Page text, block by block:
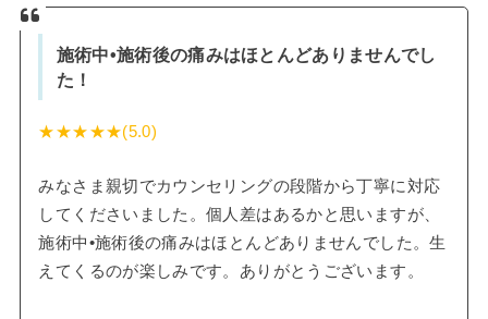
施術中•施術後の痛みはほとんどありませんでし
た！
★★★★★(5.0)
みなさま親切でカウンセリングの段階から丁寧に対応
してくださいました。個人差はあるかと思いますが、
施術中•施術後の痛みはほとんどありませんでした。生
えてくるのが楽しみです。ありがとうございます。